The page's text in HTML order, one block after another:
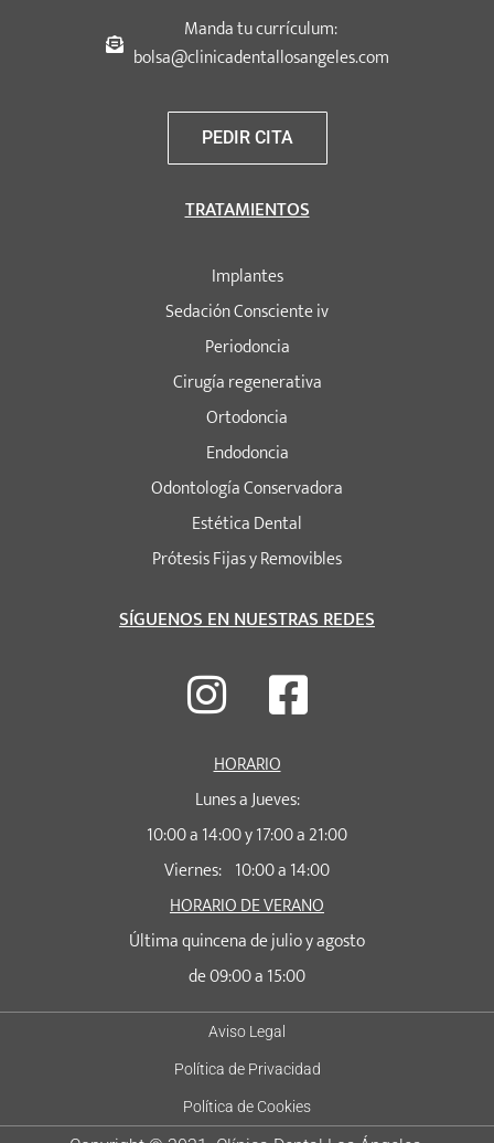
Manda tu currículum:
bolsa@clinicadentallosangeles.com
PEDIR CITA
TRATAMIENTOS
Implantes
Sedación Consciente iv
Periodoncia
Cirugía regenerativa
Ortodoncia
Endodoncia
Odontología Conservadora
Estética Dental
Prótesis Fijas y Removibles
SÍGUENOS EN NUESTRAS REDES
HORARIO
Lunes a Jueves:
10:00 a 14:00 y 17:00 a 21:00
Viernes: 10:00 a 14:00
HORARIO DE VERANO
Última quincena de julio y agosto
de 09:00 a 15:00
Aviso Legal
Política de Privacidad
Política de Cookies